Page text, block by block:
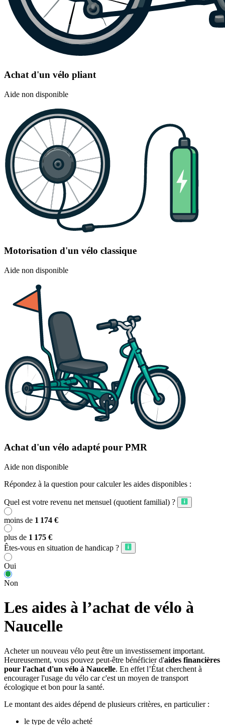
Achat d'un vélo pliant
Aide non disponible
Motorisation d'un vélo classique
Aide non disponible
Achat d'un vélo adapté pour PMR
Aide non disponible
Répondez à la question pour calculer les aides disponibles :
Quel est votre revenu net mensuel (quotient familial) ?
moins de 1 174 €
plus de 1 175 €
Êtes-vous en situation de handicap ?
Oui
Non
Les aides à l’achat de vélo à
Naucelle
Acheter un nouveau vélo peut être un investissement important.
Heureusement, vous pouvez peut-être bénéficier d'aides financières
pour l'achat d'un vélo à Naucelle. En effet l’État cherchent à
encourager l'usage du vélo car c'est un moyen de transport
écologique et bon pour la santé.
Le montant des aides dépend de plusieurs critères, en particulier :
le type de vélo acheté